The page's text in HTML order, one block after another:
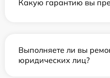
Какую гарантию вы
Выполняете ли вы
юридических лиц?